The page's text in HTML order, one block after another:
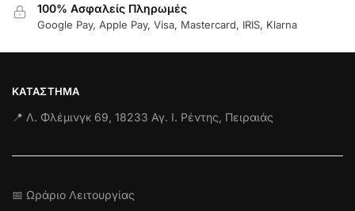
100% Ασφαλείς Πληρωμές
Google Pay, Apple Pay, Visa, Mastercard, IRIS, Klarna
ΚΑΤΆΣΤΗΜΑ
📍 Λ. Φλέμινγκ 69, 18233 Αγ. Ι. Ρέντης, Πειραιάς
📅 Ωράριο Λειτουργίας